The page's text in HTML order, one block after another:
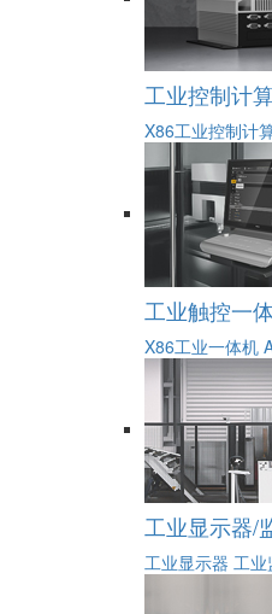
工业控制计
X86工业控制计
工业触控一
X86工业一体机
工业显示器/
工业显示器 工业